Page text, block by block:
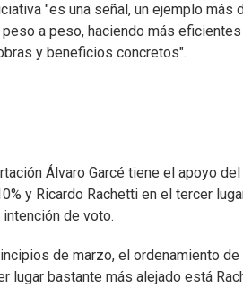
"es una señal, un ejemplo más
a peso, haciendo más
y beneficios concretos".
Álvaro Garcé tiene el apoyo
y Ricardo Rachetti en el tercer
de voto.
de marzo, el ordenamiento
lugar bastante más alejado está